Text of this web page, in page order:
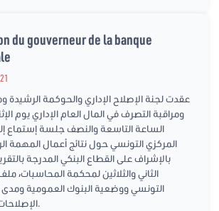
du gouverneur de la banque
عقدت لجنة الإصلاح الإداري والحوكمة الرشيدة
الساعة التاسعة والنصف جلسة إستماع
المركزي التونسي حول نتائج أعمال المهمة
بالإشراف على القطاع البنكي المدرجة
الثاني والثلاثين لمحكمة المحاسبات،
التونسي ووضعية البنوك العمومية ومدى
الإصلاحات التي تمّ إقرارها.